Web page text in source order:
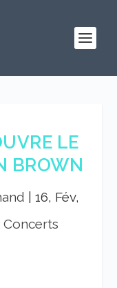
LE
BROWN
16, Fév,
Concerts